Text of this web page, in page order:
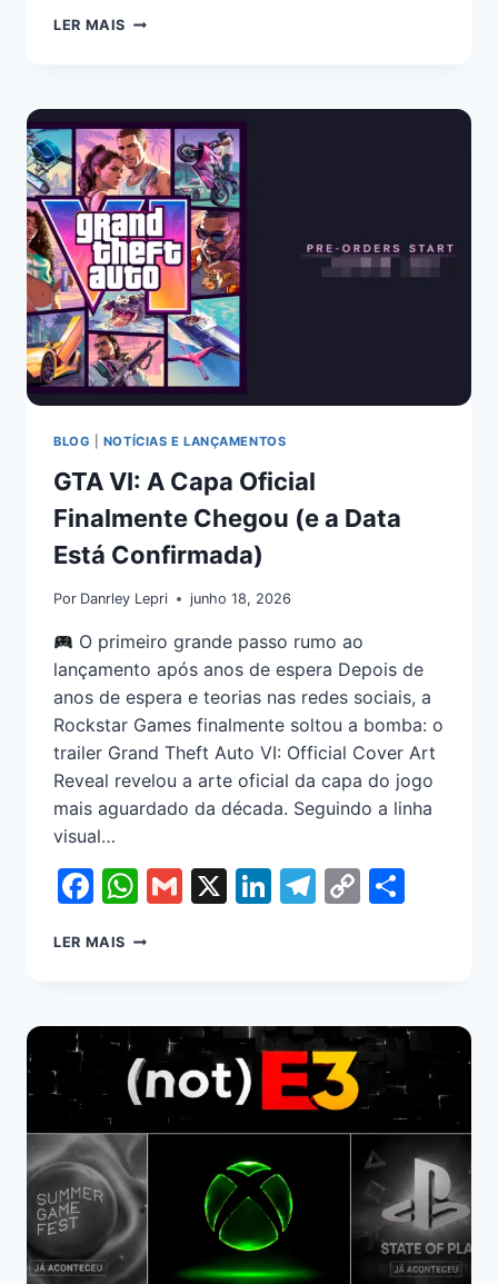
LER MAIS
BLOG NOTÍCIAS E LANÇAMENTOS
GTA VI: A Capa Oficial
Finalmente Chegou (e a Data
Está Confirmada)
Por Danrley Lepri junho 18, 2026
O primeiro grande passo rumo ao
lançamento após anos de espera Depois de
anos de espera e teorias nas redes sociais, a
Rockstar Games finalmente soltou a bomba: o
trailer Grand Theft Auto VI: Official Cover Art
Reveal revelou a arte oficial da capa do jogo
mais aguardado da década. Seguindo a linha
visual…
Facebook
WhatsApp
Gmail
X LinkedIn
Telegram
Copy
LER MAIS